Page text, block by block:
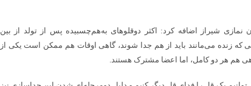
شیراز اضافه کرد: اکثر دوقلوهای به‌هم‌چسبیده پس از تولد از بین
که زنده می‌مانند باید از هم جدا شوند، گاهی اوقات هم ممکن است یکی از
هم هر دو کامل، اما اعضا مشترک هستند.